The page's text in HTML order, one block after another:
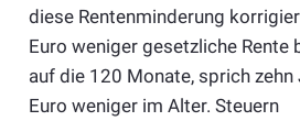
diese Rentenminderung
Euro weniger gesetzliche Rente
auf die 120 Monate, sprich zehn
Euro weniger im Alter. Steuern